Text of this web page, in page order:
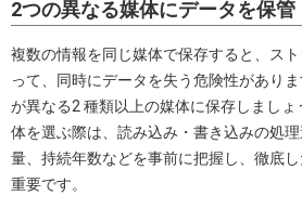
2つの異なる媒体にデータを保管
複数の情報を同じ媒体で保存すると、ス
って、同時にデータを失う危険性があり
が異なる2 種類以上の媒体に保存しまし
体を選ぶ際は、読み込み・書き込みの処
量、持続年数などを事前に把握し、徹底
重要です。